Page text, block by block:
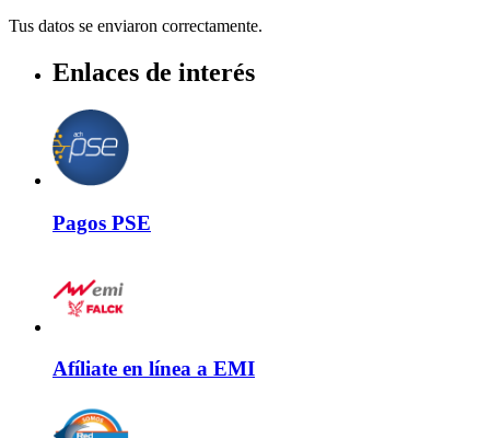
Tus datos se enviaron correctamente.
Enlaces de interés
Pagos PSE
Afíliate en línea a EMI